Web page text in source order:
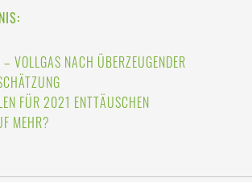
– VOLLGAS NACH ÜBERZEUGENDER
FÜR 2021 ENTTÄUSCHEN
MEHR?